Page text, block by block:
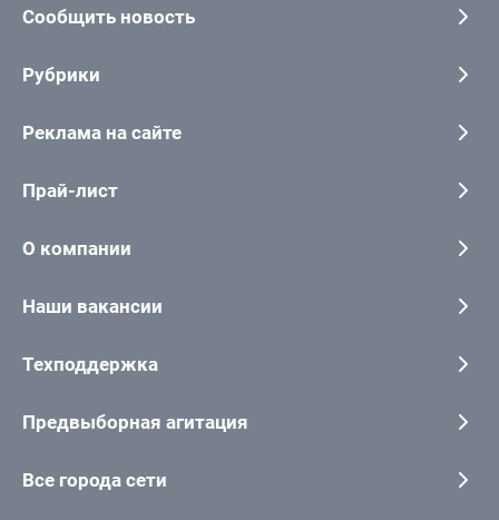
Сообщить новость
Рубрики
Реклама на сайте
Прай-лист
О компании
Наши вакансии
Техподдержка
Предвыборная агитация
Все города сети